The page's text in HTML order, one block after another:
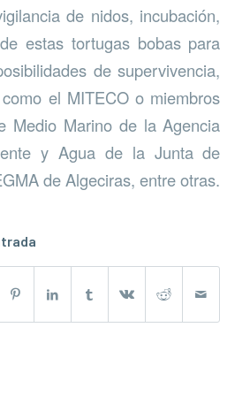
de nidos, incubación,
estas tortugas bobas para
de supervivencia,
el MITECO o miembros
Medio Marino de la Agencia
y Agua de la Junta de
de Algeciras, entre otras.